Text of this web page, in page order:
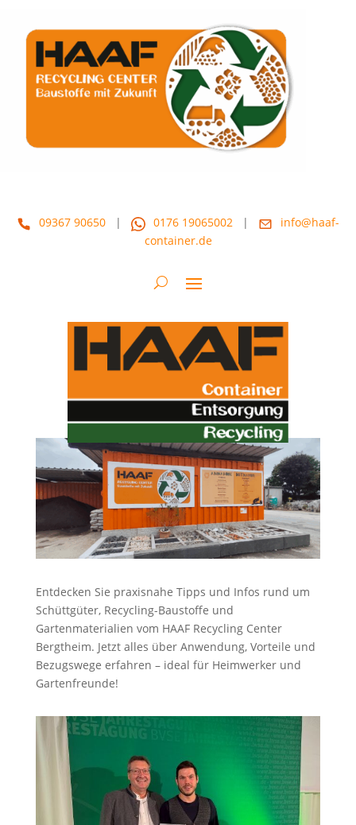
09367 90650 | 0176 19065002 |
info@haaf-
container.de
Entdecken Sie praxisnahe Tipps und Infos rund um
Schüttgüter, Recycling-Baustoffe und
Gartenmaterialien vom HAAF Recycling Center
Bergtheim. Jetzt alles über Anwendung, Vorteile und
Bezugswege erfahren – ideal für Heimwerker und
Gartenfreunde!